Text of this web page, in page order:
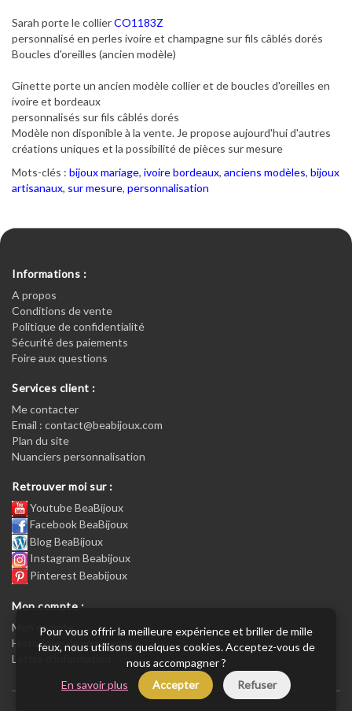
Sarah porte le collierCO1183Z
personnalisé en perles ivoire et champagne sur fils câblés dorés
Boucles d'oreilles (ancien modèle)
Ginette porte un ancien modèle collier et de boucles d'oreilles en
ivoire et bordeaux
personnalisés sur fils câblés dorés
Modèle non disponible à la vente. Je propose aujourd'hui d'autres
créations uniques et la possibilité de pièces sur mesure
Mots-clés : bijoux mariage, ivoire bordeaux, anciens modèles, bijoux
artisanaux, sur mesure, personnalisation
Informations :
A propos
Conditions de vente
Politique de confidentialité
Sécurité des paiements
Foire aux questions
Services client :
Me contacter
Email : contact@beabijoux.com
Plan du site
Nuanciers personnalisation
Retrouver moi sur :
Youtube BeaBijoux
Facebook BeaBijoux
Blog BeaBijoux
Instagram Beabijoux
Pinterest Beabijoux
Mon compte :
Mon compte :
Historique de commandes
Lettre d’information
Pour vous offrir la meilleure expérience et briller de mille
feux, nous utilisons quelques cookies. Acceptez-vous de
nous accompagner ?
En savoir plus
Accepter Refuser